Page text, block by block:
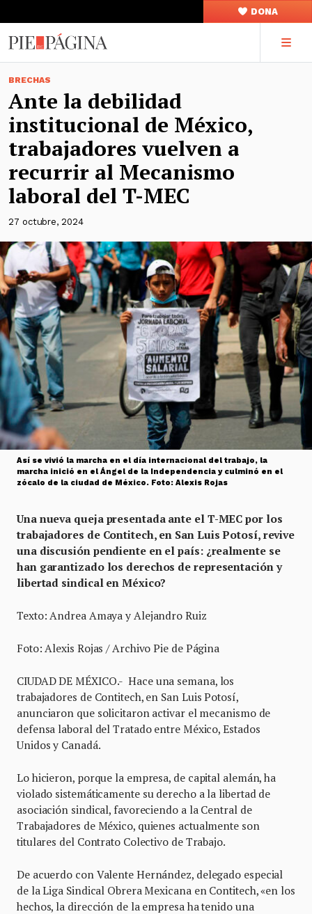
DONA
BRECHAS
Ante la debilidad
institucional de México,
trabajadores vuelven a
recurrir al Mecanismo
laboral del T-MEC
27 octubre, 2024
Así se vivió la marcha en el día internacional del trabajo, la
marcha inició en el Ángel de la Independencia y culminó en el
zócalo de la ciudad de México. Foto: Alexis Rojas
Una nueva queja presentada ante el T-MEC por los
trabajadores de Contitech, en San Luis Potosí, revive
una discusión pendiente en el país: ¿realmente se
han garantizado los derechos de representación y
libertad sindical en México?
Texto: Andrea Amaya y Alejandro Ruiz
Foto: Alexis Rojas / Archivo Pie de Página
CIUDAD DE MÉXICO.- Hace una semana, los
trabajadores de Contitech, en San Luis Potosí,
anunciaron que solicitaron activar el mecanismo de
defensa laboral del Tratado entre México, Estados
Unidos y Canadá.
Lo hicieron, porque la empresa, de capital alemán, ha
violado sistemáticamente su derecho a la libertad de
asociación sindical, favoreciendo a la Central de
Trabajadores de México, quienes actualmente son
titulares del Contrato Colectivo de Trabajo.
De acuerdo con Valente Hernández, delegado especial
de la Liga Sindical Obrera Mexicana en Contitech, «en los
hechos, la dirección de la empresa ha tenido una